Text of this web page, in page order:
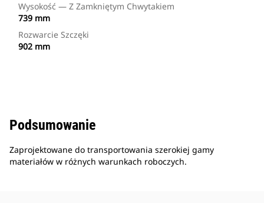
Wysokość — Z Zamkniętym Chwytakiem
739 mm
Rozwarcie Szczęki
902 mm
Podsumowanie
Zaprojektowane do transportowania szerokiej gamy
materiałów w różnych warunkach roboczych.